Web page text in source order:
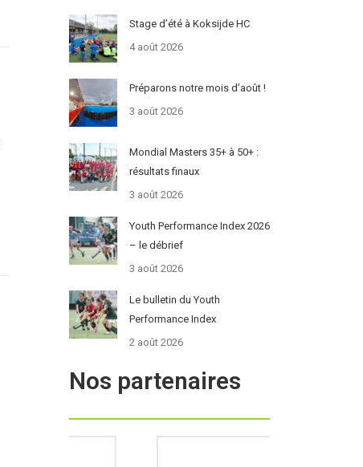
Stage d’été à Koksijde HC
4 août 2026
Préparons notre mois d’août !
3 août 2026
Mondial Masters 35+ à 50+ :
résultats finaux
3 août 2026
Youth Performance Index 2026
– le débrief
3 août 2026
Le bulletin du Youth
Performance Index
2 août 2026
Nos partenaires